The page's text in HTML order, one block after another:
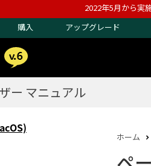
2022年5月から実
購入 アップグレード
ー マニュアル
ホーム